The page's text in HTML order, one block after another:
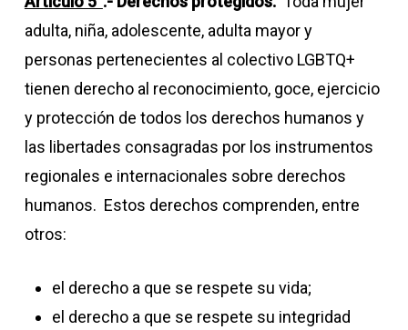
adulta, niña, adolescente, adulta mayor y
personas pertenecientes al colectivo LGBTQ+
tienen derecho al reconocimiento, goce, ejercicio
y protección de todos los derechos humanos y
las libertades consagradas por los instrumentos
regionales e internacionales sobre derechos
humanos. Estos derechos comprenden, entre
otros:
el derecho a que se respete su vida;
el derecho a que se respete su integridad